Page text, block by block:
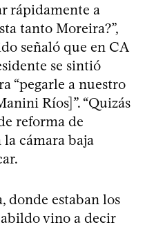
rápidamente a
tanto Moreira?”,
señaló que en CA
se sintió
“pegarle a nuestro
Ríos]”. “Quizás
reforma de
la cámara baja
donde estaban los
vino a decir